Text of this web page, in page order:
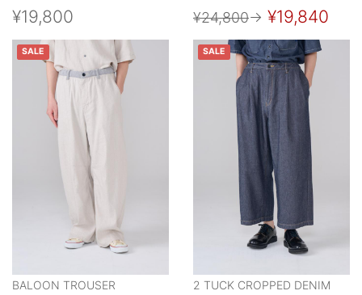
¥19,800 ¥24,800→ ¥19,840
SALE
BALOON TROUSER
SALE
2 TUCK CROPPED DENIM